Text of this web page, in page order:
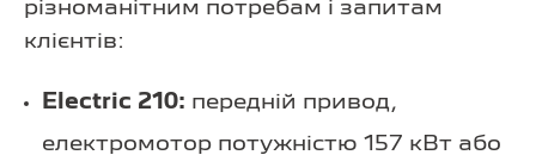
різноманітним потребам і запитам
клієнтів:
Electric 210: передній привод,
електромотор потужністю 157 кВт або